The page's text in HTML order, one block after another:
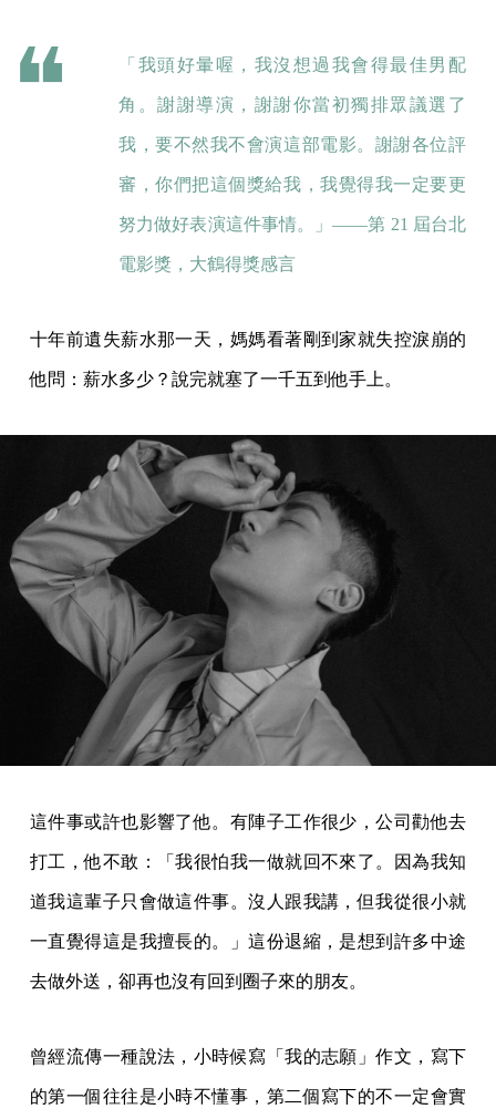
「我頭好暈喔，我沒想過我會得最佳男配
角。謝謝導演，謝謝你當初獨排眾議選了
我，要不然我不會演這部電影。謝謝各位評
審，你們把這個獎給我，我覺得我一定要更
努力做好表演這件事情。」——第 21 屆台北
電影獎，大鶴得獎感言
十年前遺失薪水那一天，媽媽看著剛到家就失控淚崩的
他問：薪水多少？說完就塞了一千五到他手上。
這件事或許也影響了他。有陣子工作很少，公司勸他去
打工，他不敢：「我很怕我一做就回不來了。因為我知
道我這輩子只會做這件事。沒人跟我講，但我從很小就
一直覺得這是我擅長的。」這份退縮，是想到許多中途
去做外送，卻再也沒有回到圈子來的朋友。
曾經流傳一種說法，小時候寫「我的志願」作文，寫下
的第一個往往是小時不懂事，第二個寫下的不一定會實